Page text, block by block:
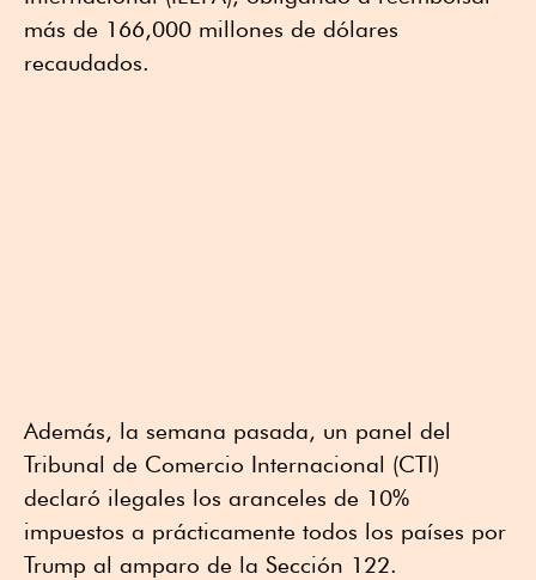
más de 166,000 millones de dólares
recaudados.
Además, la semana pasada, un panel del
Tribunal de Comercio Internacional (CTI)
declaró ilegales los aranceles de 10%
impuestos a prácticamente todos los países por
Trump al amparo de la Sección 122.